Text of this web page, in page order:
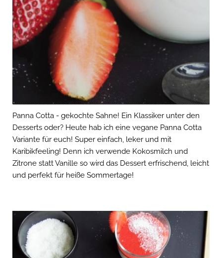
Panna Cotta - gekochte Sahne! Ein Klassiker unter den
Desserts oder? Heute hab ich eine vegane Panna Cotta
Variante für euch! Super einfach, leker und mit
Karibikfeeling! Denn ich verwende Kokosmilch und
Zitrone statt Vanille so wird das Dessert erfrischend, leicht
und perfekt für heiße Sommertage!